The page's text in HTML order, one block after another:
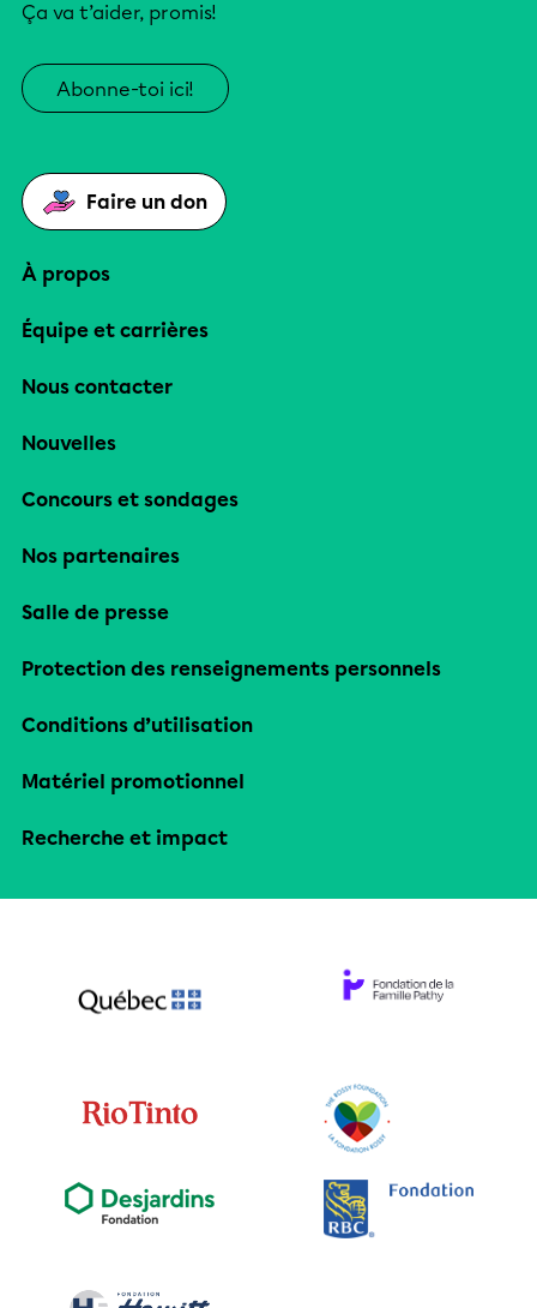
Ça va t’aider, promis!
Abonne-toi ici!
Faire un don
À propos
Équipe et carrières
Nous contacter
Nouvelles
Concours et sondages
Nos partenaires
Salle de presse
Protection des renseignements personnels
Conditions d’utilisation
Matériel promotionnel
Recherche et impact